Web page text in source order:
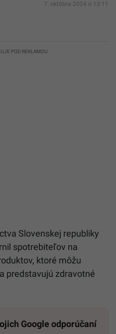
7. októbra 2024 o 13:11
POD REKLAMOU
Slovenskej republiky
spotrebiteľov na
ktoré môžu
predstavujú zdravotné
Google odporúčaní